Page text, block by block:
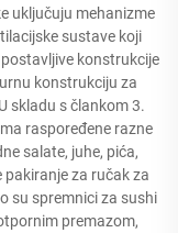
uključuju mehanizme
sustave koji
konstrukcije
konstrukciju za
skladu s člankom 3.
raspoređene razne
salate, juhe, pića,
pakiranje za ručak za
su spremnici za sushi
premazom,